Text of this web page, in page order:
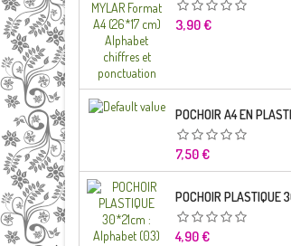
Prix
3,90 €
Prix
7,50 €
Prix
4,90 €